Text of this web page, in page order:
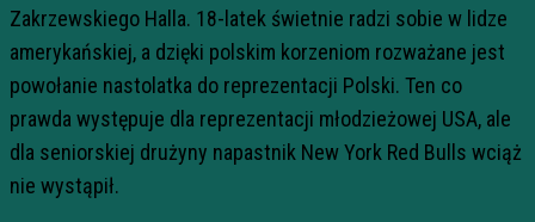
Zakrzewskiego Halla. 18-latek świetnie radzi sobie w lidze
amerykańskiej, a dzięki polskim korzeniom rozważane jest
powołanie nastolatka do reprezentacji Polski. Ten co
prawda występuje dla reprezentacji młodzieżowej USA, ale
dla seniorskiej drużyny napastnik New York Red Bulls wciąż
nie wystąpił.